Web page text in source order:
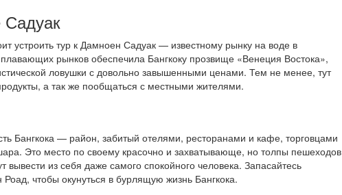
устроить тур к Дамноен Садуак — известному рынку на воде в
плавающих рынков обеспечила Бангкоку прозвище «Венеция Востока»,
ловушки с довольно завышенными ценами. Тем не менее, тут
а так же пообщаться с местными жителями.
Бангкока — район, забитый отелями, ресторанами и кафе, торговцами
Это место по своему красочно и захватывающе, но толпы пешеходов
вывести из себя даже самого спокойного человека. Запасайтесь
чтобы окунуться в бурлящую жизнь Бангкока.